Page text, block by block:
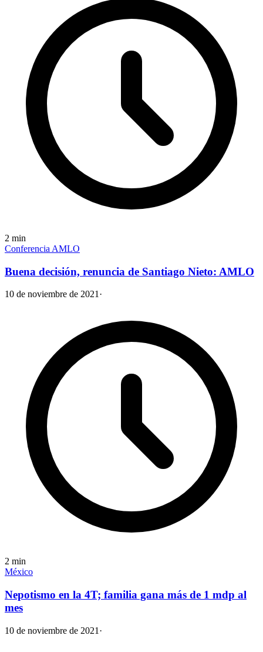
2 min
Conferencia AMLO
Buena decisión, renuncia de Santiago Nieto: AMLO
10 de noviembre de 2021 ·
2 min
México
Nepotismo en la 4T; familia gana más de 1 mdp al
mes
10 de noviembre de 2021 ·